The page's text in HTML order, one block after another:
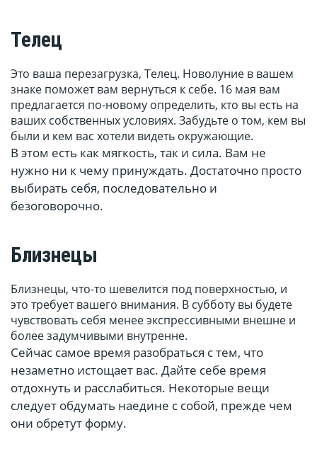
Телец
Это ваша перезагрузка, Телец. Новолуние в вашем
знаке поможет вам вернуться к себе. 16 мая вам
предлагается по-новому определить, кто вы есть на
ваших собственных условиях. Забудьте о том, кем вы
были и кем вас хотели видеть окружающие.
В этом есть как мягкость, так и сила. Вам не
нужно ни к чему принуждать. Достаточно просто
выбирать себя, последовательно и
безоговорочно.
Близнецы
Близнецы, что-то шевелится под поверхностью, и
это требует вашего внимания. В субботу вы будете
чувствовать себя менее экспрессивными внешне и
более задумчивыми внутренне.
Сейчас самое время разобраться с тем, что
незаметно истощает вас. Дайте себе время
отдохнуть и расслабиться. Некоторые вещи
следует обдумать наедине с собой, прежде чем
они обретут форму.